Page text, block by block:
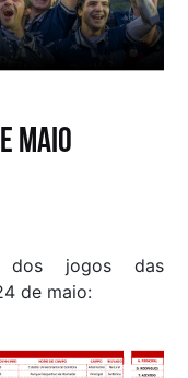
Maio
dos jogos das
de maio: